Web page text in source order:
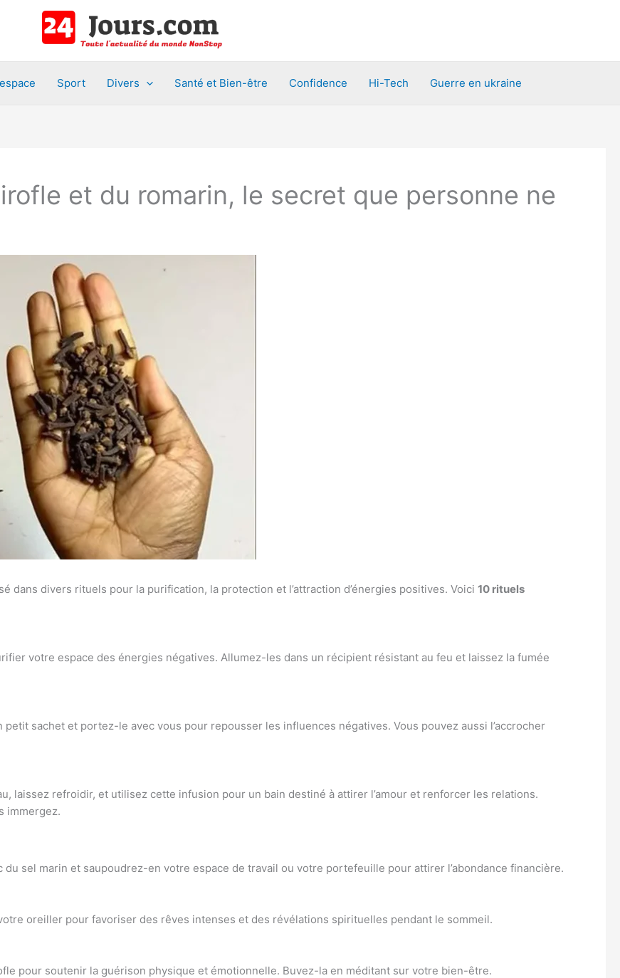
Sport Divers Santé et Bien-être Confidence Hi-Tech Guerre en ukraine
et du romarin, le secret que personne ne
dans divers rituels pour la purification, la protection et l’attraction d’énergies positives. Voici 10 rituels
votre espace des énergies négatives. Allumez-les dans un récipient résistant au feu et laissez la fumée
sachet et portez-le avec vous pour repousser les influences négatives. Vous pouvez aussi l’accrocher
laissez refroidir, et utilisez cette infusion pour un bain destiné à attirer l’amour et renforcer les relations.
immergez.
sel marin et saupoudrez-en votre espace de travail ou votre portefeuille pour attirer l’abondance financière.
oreiller pour favoriser des rêves intenses et des révélations spirituelles pendant le sommeil.
pour soutenir la guérison physique et émotionnelle. Buvez-la en méditant sur votre bien-être.